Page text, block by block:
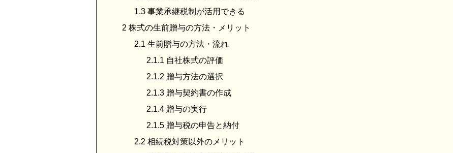
1.3 事業承継税制が活用できる
2 株式の生前贈与の方法・メリット
2.1 生前贈与の方法・流れ
2.1.1 自社株式の評価
2.1.2 贈与方法の選択
2.1.3 贈与契約書の作成
2.1.4 贈与の実行
2.1.5 贈与税の申告と納付
2.2 相続税対策以外のメリット